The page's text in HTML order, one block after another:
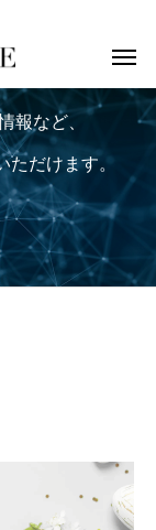
報など、
ただけます。